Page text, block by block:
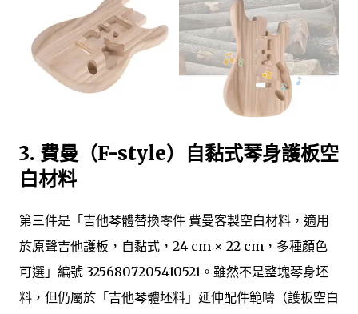
3. 費曼（F-style）自黏式琴身護板空
白材料
第三件是「吉他琴體替換零件 費曼客製空白材料，適用
於原聲吉他護板，自黏式，24 cm × 22 cm，多種顏色
可選」編號 3256807205410521。雖然不是整塊琴身坯
料，但仍屬於「吉他琴體坯料」延伸配件範疇（護板空白